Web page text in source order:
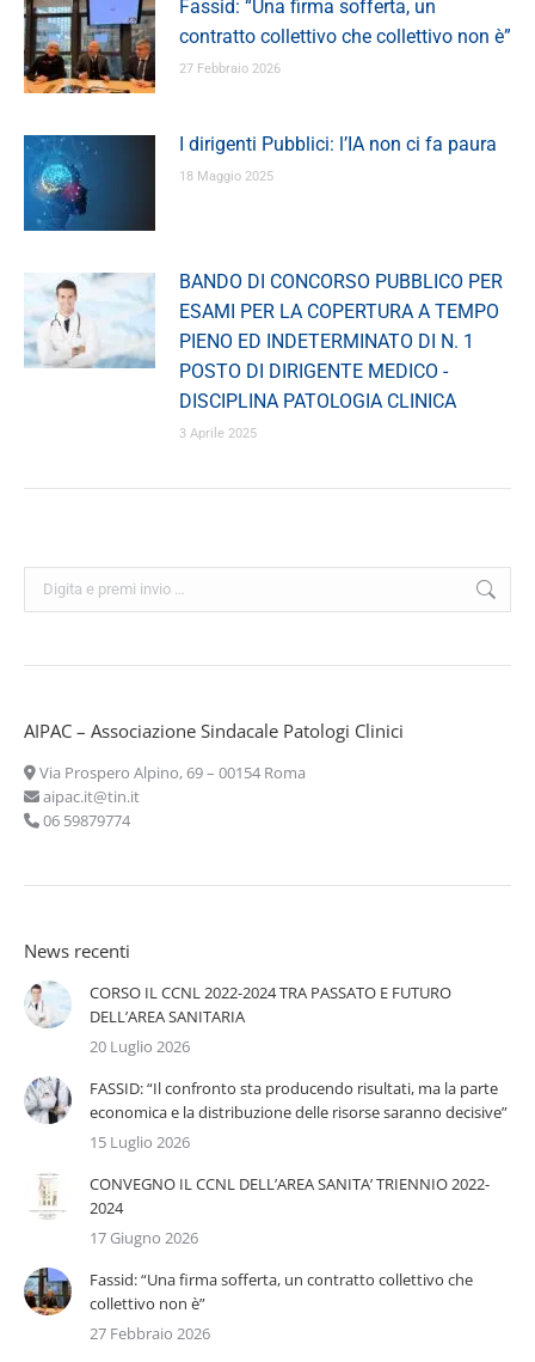
Fassid: “Una firma sofferta, un
contratto collettivo che collettivo non è”
27 Febbraio 2026
I dirigenti Pubblici: l’IA non ci fa paura
18 Maggio 2025
BANDO DI CONCORSO PUBBLICO PER
ESAMI PER LA COPERTURA A TEMPO
PIENO ED INDETERMINATO DI N. 1
POSTO DI DIRIGENTE MEDICO -
DISCIPLINA PATOLOGIA CLINICA
3 Aprile 2025
AIPAC – Associazione Sindacale Patologi Clinici
Via Prospero Alpino, 69 – 00154 Roma
aipac.it@tin.it
06 59879774
News recenti
CORSO IL CCNL 2022-2024 TRA PASSATO E FUTURO
DELL’AREA SANITARIA
20 Luglio 2026
FASSID: “Il confronto sta producendo risultati, ma la parte
economica e la distribuzione delle risorse saranno decisive”
15 Luglio 2026
CONVEGNO IL CCNL DELL’AREA SANITA’ TRIENNIO 2022-
2024
17 Giugno 2026
Fassid: “Una firma sofferta, un contratto collettivo che
collettivo non è”
27 Febbraio 2026